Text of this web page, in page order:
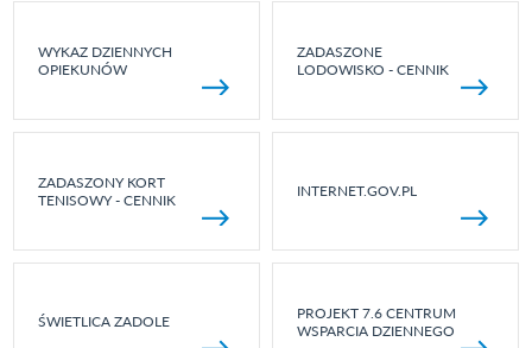
WYKAZ DZIENNYCH
OPIEKUNÓW
ZADASZONE
LODOWISKO - CENNIK
ZADASZONY KORT
TENISOWY - CENNIK
INTERNET.GOV.PL
ŚWIETLICA ZADOLE
PROJEKT 7.6 CENTRUM
WSPARCIA DZIENNEGO